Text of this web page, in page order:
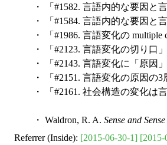
・ 「#1582. 言語内的な要因と
・ 「#1584. 言語内的な要因と
・ 「#1986. 言語変化の multiple
・ 「#2123. 言語変化の切り口
・ 「#2143. 言語変化に「原因
・ 「#2151. 言語変化の原因の3
・ 「#2161. 社会構造の変化は
・ Waldron, R. A. Sense and
Referrer (Inside): [2015-06-30-1] [2015-